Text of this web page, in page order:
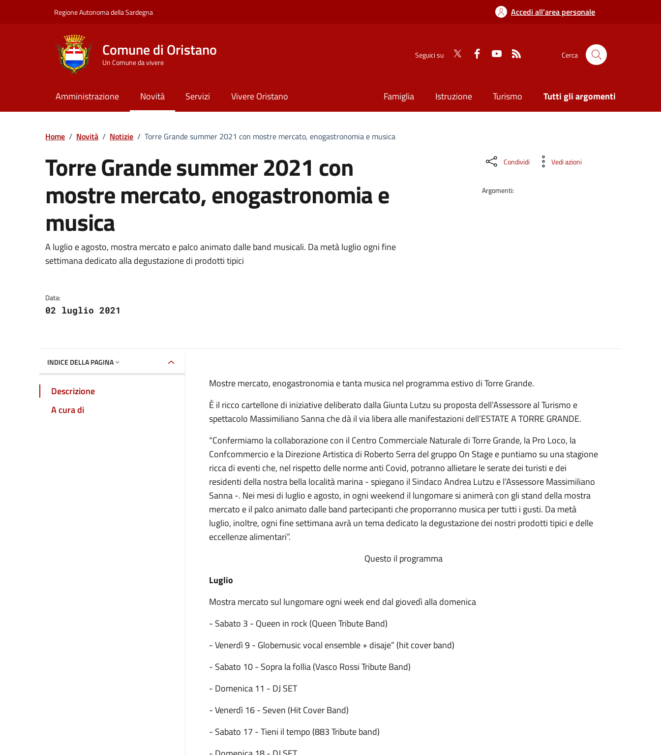
Regione Autonoma della Sardegna Accedi all'area personale
Comune di Oristano
Un Comune da vivere
Seguici su Cerca
Amministrazione Novità Servizi Vivere Oristano Famiglia Istruzione Turismo Tutti gli argomenti
Home / Novità / Notizie / Torre Grande summer 2021 con mostre mercato, enogastronomia e musica
Torre Grande summer 2021 con
mostre mercato, enogastronomia e
musica
Dettagli della notizia
A luglio e agosto, mostra mercato e palco animato dalle band musicali. Da metà luglio ogni fine
settimana dedicato alla degustazione di prodotti tipici
Data:
02 luglio 2021
Condividi Vedi azioni
Argomenti:
INDICE DELLA PAGINA
Descrizione
A cura di
Mostre mercato, enogastronomia e tanta musica nel programma estivo di Torre Grande.
È il ricco cartellone di iniziative deliberato dalla Giunta Lutzu su proposta dell’Assessore al Turismo e
spettacolo Massimiliano Sanna che dà il via libera alle manifestazioni dell’ESTATE A TORRE GRANDE.
“Confermiamo la collaborazione con il Centro Commerciale Naturale di Torre Grande, la Pro Loco, la
Confcommercio e la Direzione Artistica di Roberto Serra del gruppo On Stage e puntiamo su una stagione
ricca di eventi che, nel rispetto delle norme anti Covid, potranno allietare le serate dei turisti e dei
residenti della nostra bella località marina - spiegano il Sindaco Andrea Lutzu e l’Assessore Massimiliano
Sanna -. Nei mesi di luglio e agosto, in ogni weekend il lungomare si animerà con gli stand della mostra
mercato e il palco animato dalle band partecipanti che proporranno musica per tutti i gusti. Da metà
luglio, inoltre, ogni fine settimana avrà un tema dedicato la degustazione dei nostri prodotti tipici e delle
eccellenze alimentari”.
Questo il programma
Luglio
Mostra mercato sul lungomare ogni week end dal giovedì alla domenica
- Sabato 3 - Queen in rock (Queen Tribute Band)
- Venerdì 9 - Globemusic vocal ensemble + disaje” (hit cover band)
- Sabato 10 - Sopra la follia (Vasco Rossi Tribute Band)
- Domenica 11 - DJ SET
- Venerdì 16 - Seven (Hit Cover Band)
- Sabato 17 - Tieni il tempo (883 Tribute band)